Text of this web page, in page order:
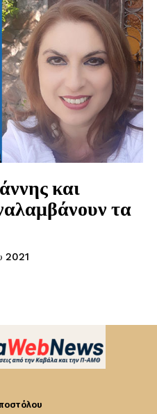
και
τα
2021